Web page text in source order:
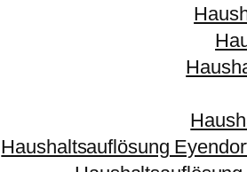
Haushaltsauflösung